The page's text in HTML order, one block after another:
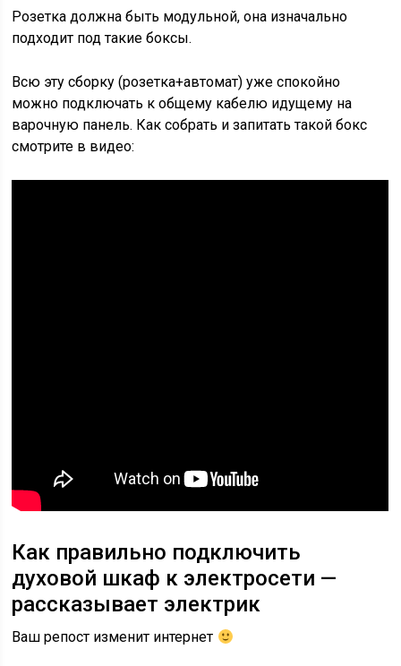
Розетка должна быть модульной, она изначально
подходит под такие боксы.
Всю эту сборку (розетка+автомат) уже спокойно
можно подключать к общему кабелю идущему на
варочную панель. Как собрать и запитать такой бокс
смотрите в видео:
Как правильно подключить
духовой шкаф к электросети —
рассказывает электрик
Ваш репост изменит интернет